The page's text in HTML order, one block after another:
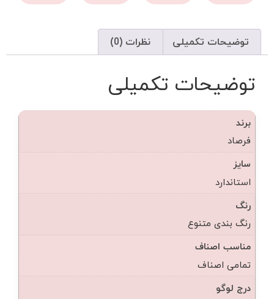
توضیحات تکمیلی نظرات (0)
توضیحات تکمیلی
برند
فرصاد
سایز
استاندارد
رنگ
رنگ بندی متنوع
مناسب اصناف
تمامی اصناف
درج لوگو